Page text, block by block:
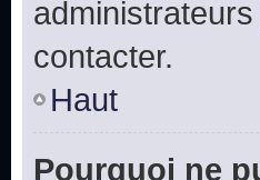
contacter.
Haut
Pourquoi ne